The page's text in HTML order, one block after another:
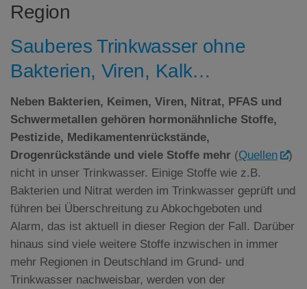
Region
Sauberes Trinkwasser ohne
Bakterien, Viren, Kalk…
Neben Bakterien, Keimen, Viren, Nitrat, PFAS und
Schwermetallen gehören hormonähnliche Stoffe,
Pestizide, Medikamentenrückstände,
Drogenrückstände und viele Stoffe mehr (Quellen
)
nicht in unser Trinkwasser. Einige Stoffe wie z.B.
Bakterien und Nitrat werden im Trinkwasser geprüft und
führen bei Überschreitung zu Abkochgeboten und
Alarm, das ist aktuell in dieser Region der Fall. Darüber
hinaus sind viele weitere Stoffe inzwischen in immer
mehr Regionen in Deutschland im Grund- und
Trinkwasser nachweisbar, werden von der